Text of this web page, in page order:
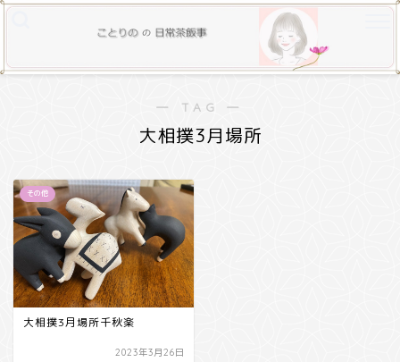
― TAG ―
大相撲3月場所
その他
大相撲3月場所千秋楽
2023年3月26日